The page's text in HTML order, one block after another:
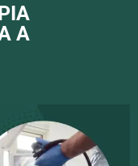
A